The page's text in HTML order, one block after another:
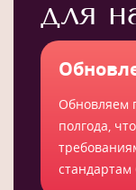
для
Обновляем
полгода,